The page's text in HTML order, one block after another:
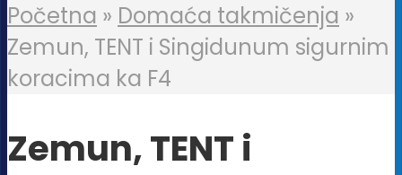
Početna » Domaća takmičenja »
Zemun, TENT i Singidunum sigurnim
koracima ka F4
Zemun, TENT i